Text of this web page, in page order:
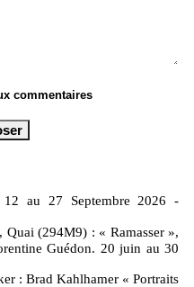
commentaires
au 27 Septembre 2026
-
Quai (294M9) : « Ramasser »,
Guédon. 20 juin au 30
: Brad Kahlhamer « Portraits